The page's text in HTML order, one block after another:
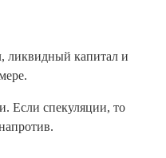
ликвидный капитал и
Если спекуляции, то